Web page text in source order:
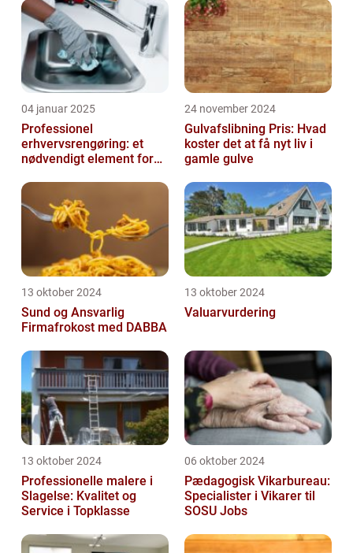
04 januar 2025
Professionel
erhvervsrengøring: et
nødvendigt element for
24 november 2024
Gulvafslibning Pris: Hvad
koster det at få nyt liv i
gamle gulve
13 oktober 2024
Sund og Ansvarlig
Firmafrokost med DABBA
13 oktober 2024
Valuarvurdering
13 oktober 2024
Professionelle malere i
Slagelse: Kvalitet og
Service i Topklasse
06 oktober 2024
Pædagogisk Vikarbureau:
Specialister i Vikarer til
SOSU Jobs